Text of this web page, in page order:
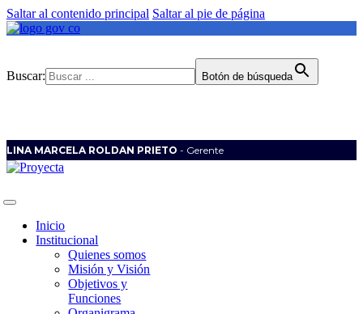
Saltar al contenido principal Saltar al pie de página
Buscar: Botón de búsqueda
LINA MARCELA ROLDAN PRIETO - Gerente
Inicio
Institucional
Quienes somos
Misión y Visión
Objetivos y
Funciones